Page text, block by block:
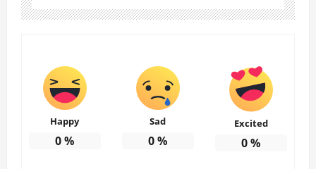
Happy
0%
Sad
0%
Excited
0%